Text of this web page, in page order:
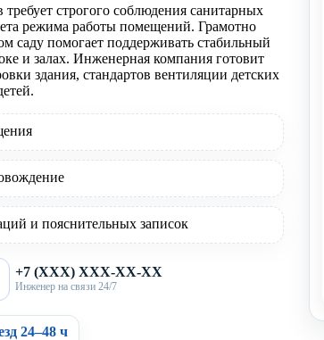
строгого соблюдения санитарных
режима работы помещений. Грамотно
саду помогает поддерживать стабильный
и залах. Инженерная компания готовит
здания, стандартов вентиляции детских
и пояснительных записок
+7 (XXX) XXX-XX-XX
Инженер на связи 24/7
24–48 ч